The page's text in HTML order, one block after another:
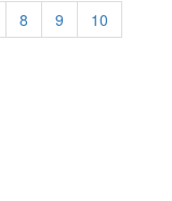
8 9
10